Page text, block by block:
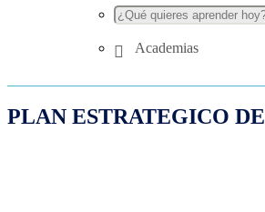
Academias
PLAN ESTRATEGICO